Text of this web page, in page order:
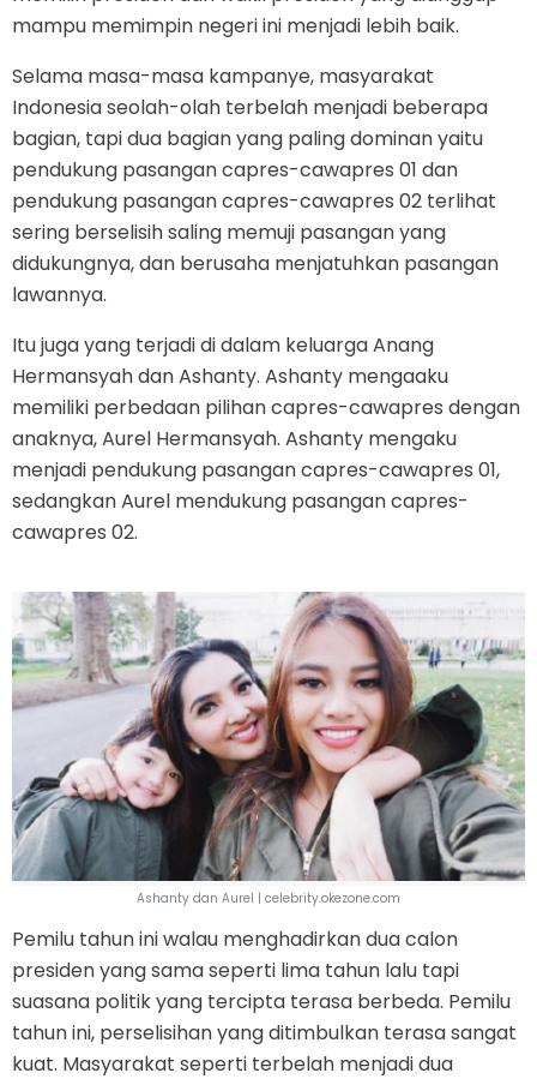
mampu memimpin negeri ini menjadi lebih baik.
Selama masa-masa kampanye, masyarakat
Indonesia seolah-olah terbelah menjadi beberapa
bagian, tapi dua bagian yang paling dominan yaitu
pendukung pasangan capres-cawapres 01 dan
pendukung pasangan capres-cawapres 02 terlihat
sering berselisih saling memuji pasangan yang
didukungnya, dan berusaha menjatuhkan pasangan
lawannya.
Itu juga yang terjadi di dalam keluarga Anang
Hermansyah dan Ashanty. Ashanty mengaaku
memiliki perbedaan pilihan capres-cawapres dengan
anaknya, Aurel Hermansyah. Ashanty mengaku
menjadi pendukung pasangan capres-cawapres 01,
sedangkan Aurel mendukung pasangan capres-
cawapres 02.
Ashanty dan Aurel | celebrity.okezone.com
Pemilu tahun ini walau menghadirkan dua calon
presiden yang sama seperti lima tahun lalu tapi
suasana politik yang tercipta terasa berbeda. Pemilu
tahun ini, perselisihan yang ditimbulkan terasa sangat
kuat. Masyarakat seperti terbelah menjadi dua